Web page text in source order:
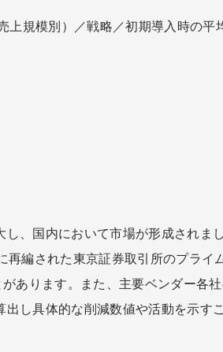
上規模別）／戦略／初期導入時の平
、国内において市場が形成されまし
編された東京証券取引所のプライ
あります。また、主要ベンダー各
し具体的な削減数値や活動を示す